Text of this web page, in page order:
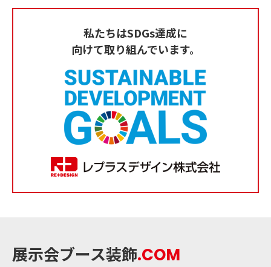
私たちはSDGs達成に
向けて取り組んでいます。
展示会ブース装飾.COM